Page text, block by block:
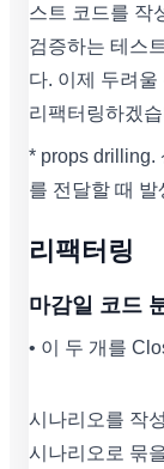
스트 코드를 작
검증하는 테스
다. 이제 두려
리팩터링하겠
* props drilling.
를 전달할 때 발
리팩터링
마감일 코드
• 이 두 개를
시나리오를 작
시나리오로 묶